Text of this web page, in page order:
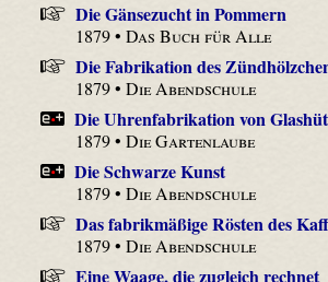
Die Gänsezucht in Pommern
1879 •Das Buch für Alle
Die Fabrikation des
1879 •Die Abendschule
Die Uhrenfabrikation von
1879 •Die Gartenlaube
Die Schwarze Kunst
1879 •Die Abendschule
Das fabrikmäßige Rösten des
1879 •Die Abendschule
Eine Waage, die zugleich rechnet